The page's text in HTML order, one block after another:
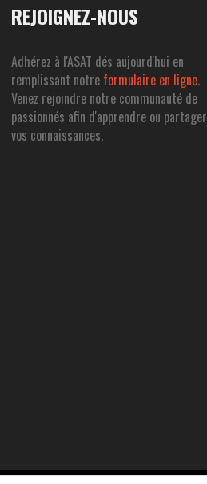
REJOIGNEZ-NOUS
Adhérez à l'ASAT dés aujourd'hui en
remplissant notre formulaire en ligne.
Venez rejoindre notre communauté de
passionnés afin d'apprendre ou partager
vos connaissances.